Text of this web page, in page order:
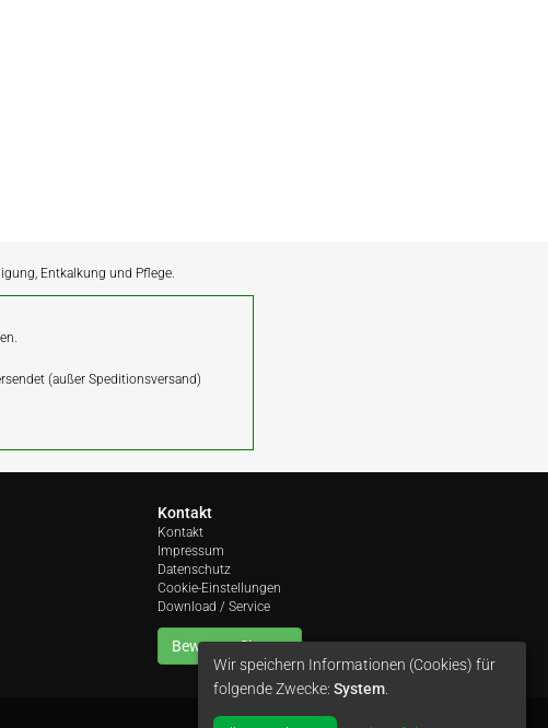
Entkalkung und Pflege.
(außer Speditionsversand)
Kontakt
Kontakt
Impressum
Datenschutz
Cookie-Einstellungen
Download / Service
Bewerten Sie uns
Wir speichern Informationen (Cookies) für
folgende Zwecke: System